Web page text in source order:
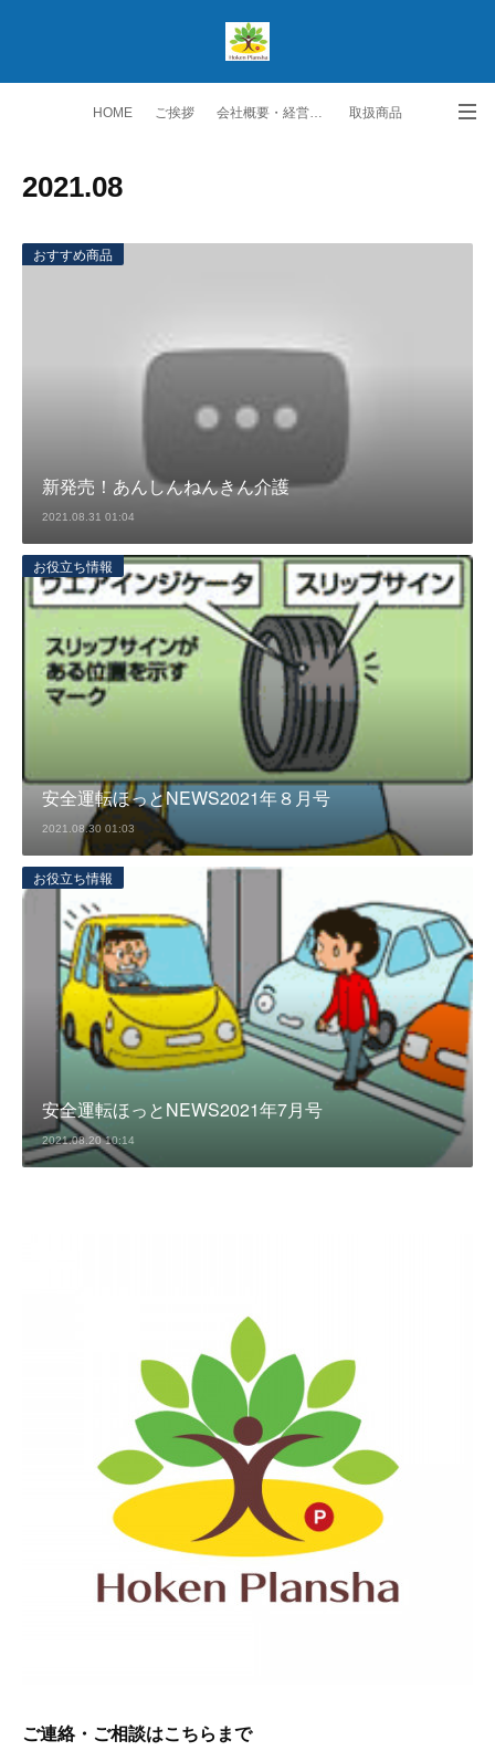
HOME ご挨拶 会社概要・経営理念 取扱商品
2021.08
おすすめ商品
新発売！あんしんねんきん介護
2021.08.31 01:04
お役立ち情報
安全運転ほっとNEWS2021年８月号
2021.08.30 01:03
お役立ち情報
安全運転ほっとNEWS2021年7月号
2021.08.20 10:14
ご連絡・ご相談はこちらまで